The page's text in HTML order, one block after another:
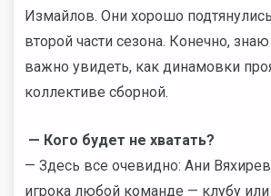
Измайлов. Они хорошо
второй части сезона. Конечно,
важно увидеть, как динамовки
коллективе сборной.
— Кого будет не хватать?
— Здесь все очевидно: Ани
игрока любой команде — клубу